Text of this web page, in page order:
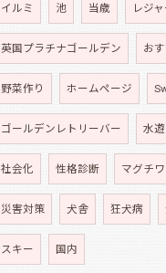
イルミ 池 当歳 レジ
英国プラチナゴールデン お
野菜作り ホームページ
ゴールデンレトリーバー 水
社会化 性格診断 マグチワ
災害対策 犬舎 狂犬病
スキー 国内